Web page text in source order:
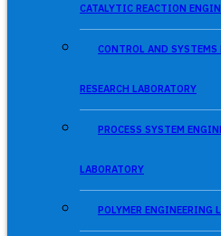
CATALYTIC REACTION
CONTROL AND
RESEARCH LABORATORY
PROCESS SYSTEM
LABORATORY
POLYMER ENGINEERING